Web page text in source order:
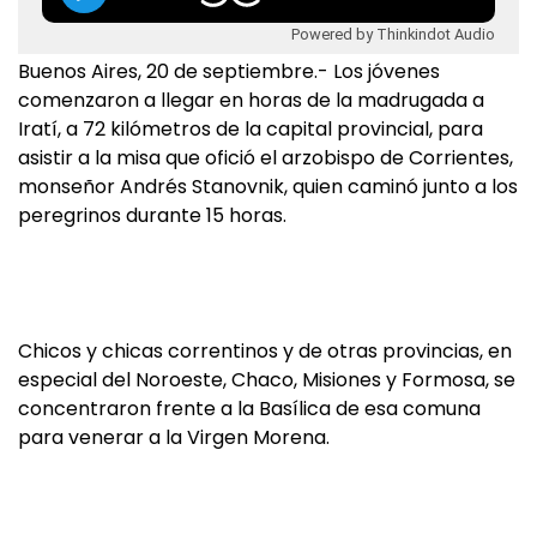
Powered by Thinkindot Audio
Buenos Aires, 20 de septiembre.- Los jóvenes
comenzaron a llegar en horas de la madrugada a
Iratí, a 72 kilómetros de la capital provincial, para
asistir a la misa que ofició el arzobispo de Corrientes,
monseñor Andrés Stanovnik, quien caminó junto a los
peregrinos durante 15 horas.
Chicos y chicas correntinos y de otras provincias, en
especial del Noroeste, Chaco, Misiones y Formosa, se
concentraron frente a la Basílica de esa comuna
para venerar a la Virgen Morena.